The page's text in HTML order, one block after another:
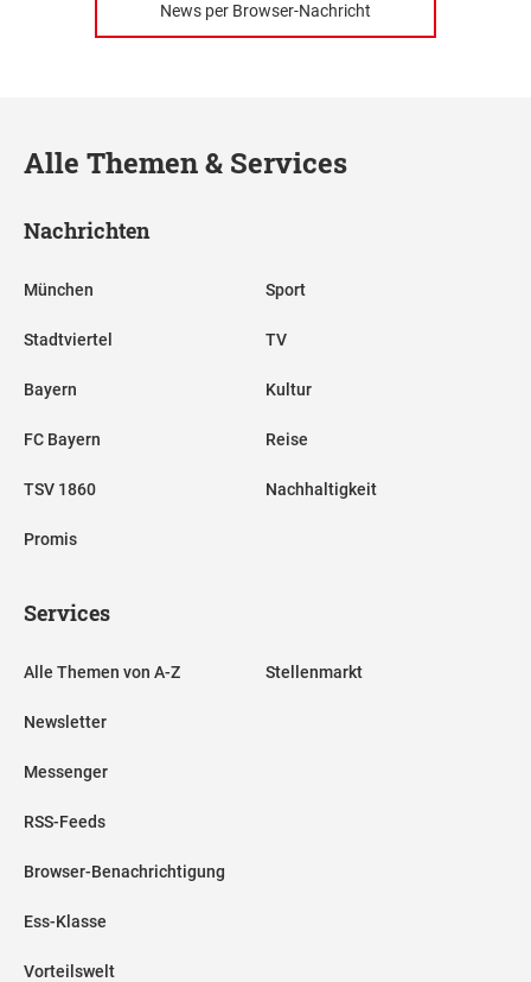
News per Browser-Nachricht
Alle Themen & Services
Nachrichten
München
Stadtviertel
Bayern
FC Bayern
TSV 1860
Promis
Sport
TV
Kultur
Reise
Nachhaltigkeit
Services
Alle Themen von A-Z
Newsletter
Messenger
RSS-Feeds
Browser-Benachrichtigung
Ess-Klasse
Vorteilswelt
Stellenmarkt